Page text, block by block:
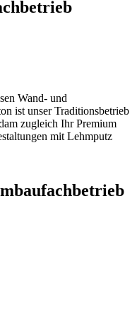
Wand- und
ist unser Traditionsbetrieb
zugleich Ihr Premium
mit Lehmputz